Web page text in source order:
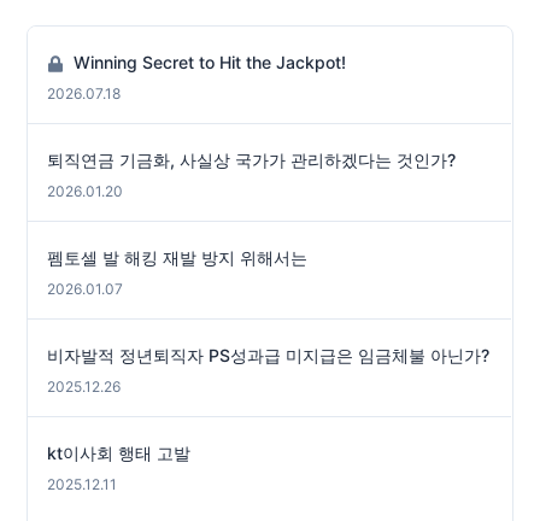
Winning Secret to Hit the Jackpot!
2026.07.18
퇴직연금 기금화, 사실상 국가가 관리하겠다는 것인가?
2026.01.20
펨토셀 발 해킹 재발 방지 위해서는
2026.01.07
비자발적 정년퇴직자 PS성과급 미지급은 임금체불 아닌가?
2025.12.26
kt이사회 행태 고발
2025.12.11